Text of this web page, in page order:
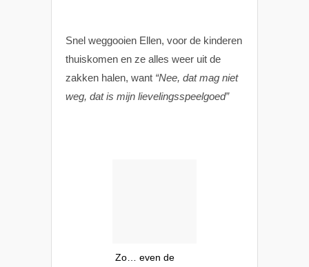
Snel weggooien Ellen, voor de kinderen
thuiskomen en ze alles weer uit de
zakken halen, want “Nee, dat mag niet
weg, dat is mijn lievelingsspeelgoed”
Zo… even de